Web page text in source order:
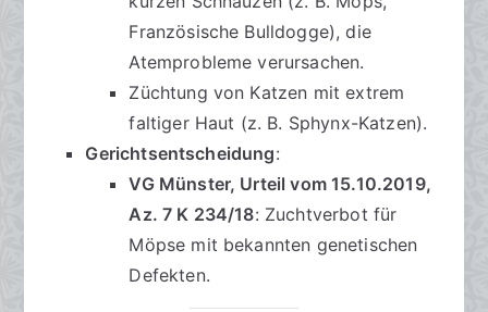
Französische Bulldogge), die
Atemprobleme verursachen.
Züchtung von Katzen mit extrem
faltiger Haut (z. B. Sphynx-Katzen).
Gerichtsentscheidung:
VG Münster, Urteil vom 15.10.2019,
Az. 7 K 234/18: Zuchtverbot für
Möpse mit bekannten genetischen
Defekten.